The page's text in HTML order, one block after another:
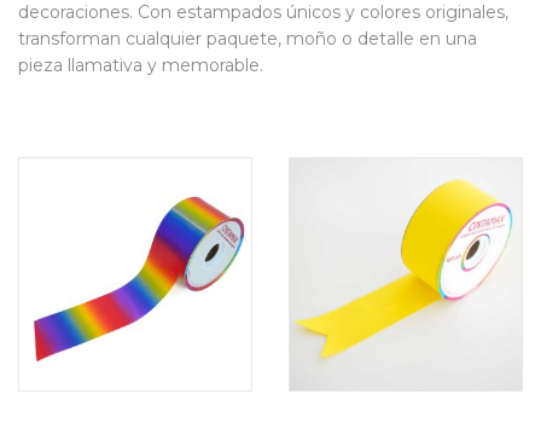
decoraciones. Con estampados únicos y colores originales,
transforman cualquier paquete, moño o detalle en una
pieza llamativa y memorable.